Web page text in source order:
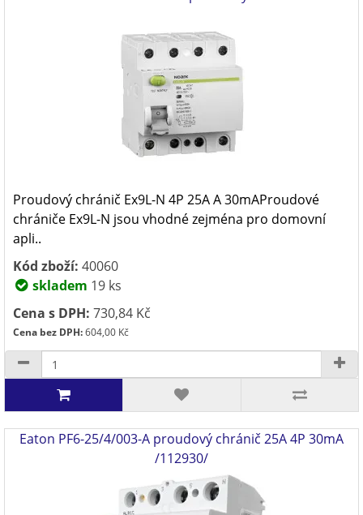
Proudový chránič Ex9L-N 4P 25A A 30mAProudové
chrániče Ex9L-N jsou vhodné zejména pro domovní
apli..
Kód zboží: 40060
skladem 19 ks
Cena s DPH: 730,84 Kč
Cena bez DPH:604,00 Kč
Eaton PF6-25/4/003-A proudový chránič 25A 4P 30mA
/112930/